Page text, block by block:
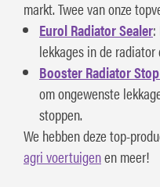
markt. Twee van onze
Eurol Radiator Sealer:
lekkages in de
Booster Radiator
om ongewenste
stoppen.
We hebben deze top-
agri voertuigenen meer!